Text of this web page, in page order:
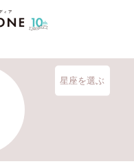
星座を選ぶ